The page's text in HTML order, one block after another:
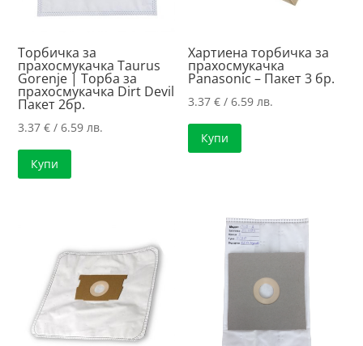
Торбичка за
прахосмукачка Taurus
Gorenje | Торба за
прахосмукачка Dirt Devil
Пакет 2бр.
3.37€ / 6.59 лв.
Купи
Хартиена торбичка за
прахосмукачка
Panasonic – Пакет 3 бр.
3.37€ / 6.59 лв.
Купи